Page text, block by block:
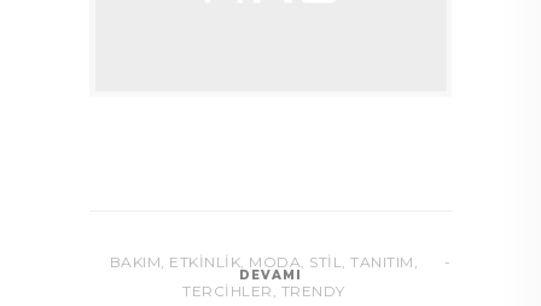
DEVAMI
BAKIM ETKINLIK MODA STIL ,TANITIM
TERCIHLER TRENDY